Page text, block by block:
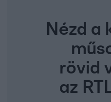
Nézd a
rövid
az